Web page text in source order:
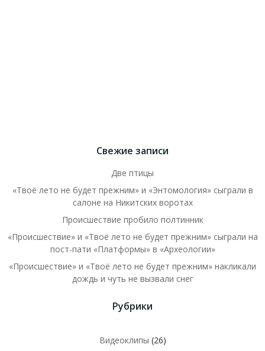
Свежие записи
Две птицы
«Твоё лето не будет прежним» и «Энтомология» сыграли в
салоне на Никитских воротах
Происшествие пробило полтинник
«Происшествие» и «Твоё лето не будет прежним» сыграли на
пост-пати «Платформы» в «Археологии»
«Происшествие» и «Твоё лето не будет прежним» накликали
дождь и чуть не вызвали снег
Рубрики
Видеоклипы (26)